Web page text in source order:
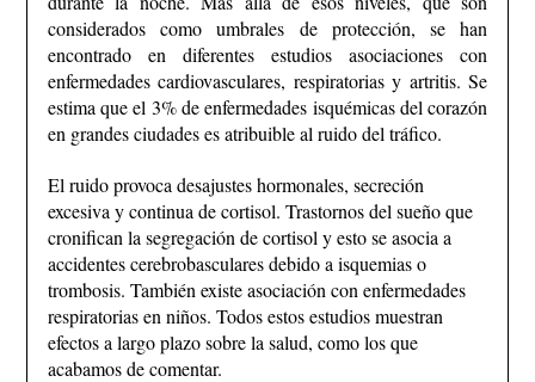
considerados como umbrales de protección, se han
encontrado en diferentes estudios asociaciones con
enfermedades cardiovasculares, respiratorias y artritis. Se
estima que el 3% de enfermedades isquémicas del corazón
en grandes ciudades es atribuible al ruido del tráfico.
El ruido provoca desajustes hormonales, secreción
excesiva y continua de cortisol. Trastornos del sueño que
cronifican la segregación de cortisol y esto se asocia a
accidentes cerebrobasculares debido a isquemias o
trombosis. También existe asociación con enfermedades
respiratorias en niños. Todos estos estudios muestran
efectos a largo plazo sobre la salud, como los que
acabamos de comentar.